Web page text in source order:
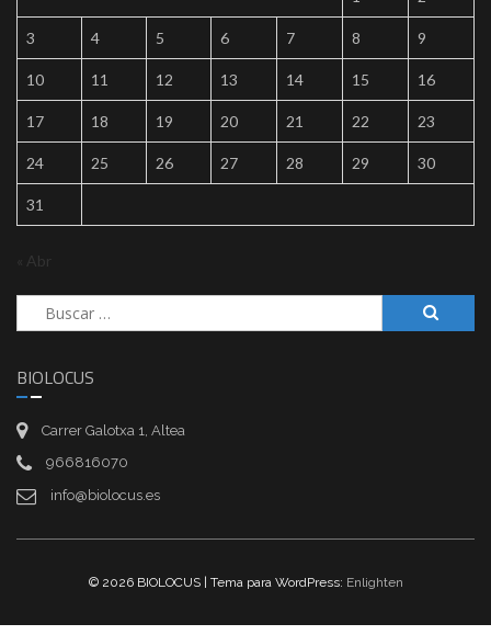
3 4 5 6 7 8 9
10 11 12 13 14 15 16
17 18 19 20 21 22 23
24 25 26 27 28 29 30
31
« Abr
Buscar:
BIOLOCUS
Carrer Galotxa 1, Altea
966816070
info@biolocus.es
© 2026 BIOLOCUS | Tema para WordPress: Enlighten